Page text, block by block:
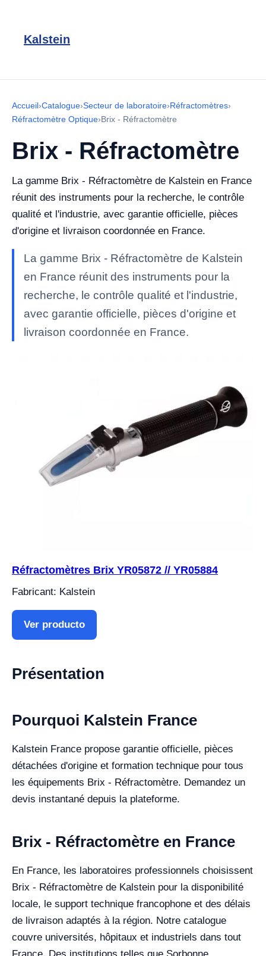
Kalstein
Accueil›Catalogue›Secteur de laboratoire›Réfractomètres›
Réfractomètre Optique›Brix - Réfractomètre
Brix - Réfractomètre
La gamme Brix - Réfractomètre de Kalstein en France
réunit des instruments pour la recherche, le contrôle
qualité et l'industrie, avec garantie officielle, pièces
d'origine et livraison coordonnée en France.
La gamme Brix - Réfractomètre de Kalstein
en France réunit des instruments pour la
recherche, le contrôle qualité et l'industrie,
avec garantie officielle, pièces d'origine et
livraison coordonnée en France.
Réfractomètres Brix YR05872 // YR05884
Fabricant: Kalstein
Ver producto
Présentation
Pourquoi Kalstein France
Kalstein France propose garantie officielle, pièces
détachées d'origine et formation technique pour tous
les équipements Brix - Réfractomètre. Demandez un
devis instantané depuis la plateforme.
Brix - Réfractomètre en France
En France, les laboratoires professionnels choisissent
Brix - Réfractomètre de Kalstein pour la disponibilité
locale, le support technique francophone et des délais
de livraison adaptés à la région. Notre catalogue
couvre universités, hôpitaux et industriels dans tout